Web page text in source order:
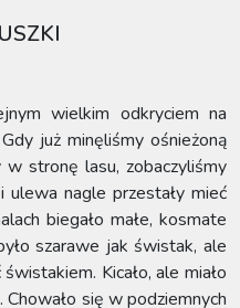
wielkim odkryciem na
już minęliśmy ośnieżoną
w stronę lasu, zobaczyliśmy
ulewa nagle przestały mieć
biegało małe, kosmate
szarawe jak świstak, ale
Kicało, ale miało
się w podziemnych